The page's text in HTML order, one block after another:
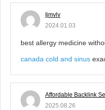
Ijmvlv
2024.01.03
best allergy medicine
canada cold and sinus
Affordable Backlink
2025.08.26